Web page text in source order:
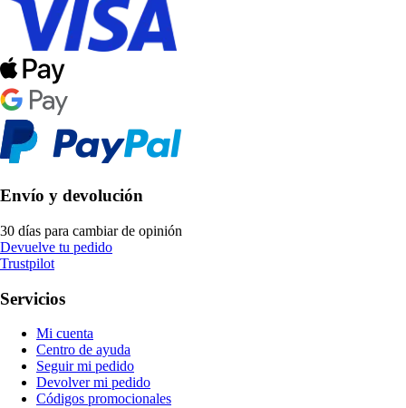
Envío y devolución
30 días para cambiar de opinión
Devuelve tu pedido
Trustpilot
Servicios
Mi cuenta
Centro de ayuda
Seguir mi pedido
Devolver mi pedido
Códigos promocionales